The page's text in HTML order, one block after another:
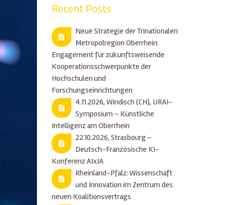
Recent Posts
Neue Strategie der Trinationalen
Metropolregion Oberrhein:
Engagement für zukunftsweisende
Kooperationsschwerpunkte der
Hochschulen und
Forschungseinrichtungen
4.11.2026, Windisch (CH), URAI-
Symposium – Künstliche
Intelligenz am Oberrhein
22.10.2026, Strasbourg –
Deutsch-Französische KI-
Konferenz AIxIA
Rheinland-Pfalz: Wissenschaft
und Innovation im Zentrum des
neuen Koalitionsvertrags